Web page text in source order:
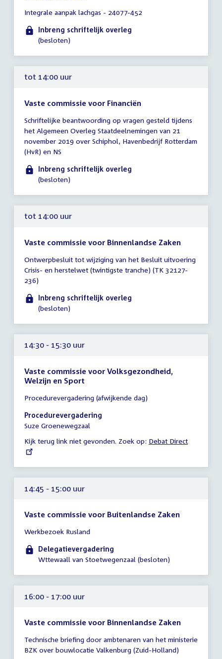
vergadering
tot
14:00
Integrale aanpak lachgas - 24077-452
Inbreng schriftelijk overleg
(besloten)
tot 14:00 uur
Vaste commissie voor Financiën
vergadering
tot
14:00
uur
Schriftelijke beantwoording op vragen gesteld tijdens
het Algemeen Overleg Staatdeelnemingen van 21
november 2019 over Schiphol, Havenbedrijf Rotterdam
(HvR) en NS
Inbreng schriftelijk overleg
(besloten)
tot 14:00 uur
Vaste commissie voor Binnenlandse Zaken
vergadering
tot
14:00
uur
Ontwerpbesluit tot wijziging van het Besluit uitvoering
Crisis- en herstelwet (twintigste tranche) (TK 32127-
236)
Inbreng schriftelijk overleg
(besloten)
14:30 - 15:30 uur
Vaste commissie voor Volksgezondheid,
Welzijn en Sport
vergadering
14:30
-
uur
Procedurevergadering (afwijkende dag)
Procedurevergadering
Suze Groenewegzaal
Kijk terug link niet gevonden. Zoek op: External
Debat Direct
14:45 - 15:00 uur
Vaste commissie voor Buitenlandse Zaken
vergadering
14:45
-
uur
Werkbezoek Rusland
Delegatievergadering
Wttewaall van Stoetwegenzaal (besloten)
16:00 - 17:00 uur
Vaste commissie voor Binnenlandse Zaken
vergadering
16:00
Technische briefing door ambtenaren van het ministerie
BZK over bouwlocatie Valkenburg (Zuid-Holland)